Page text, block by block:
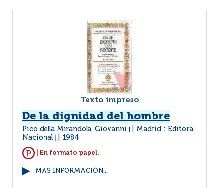
Texto impreso
De la dignidad del hombre
Pico della Mirandola, Giovanni
Madrid : Editora
Nacional
1984
| En formato papel.
MÁS INFORMACIÓN...